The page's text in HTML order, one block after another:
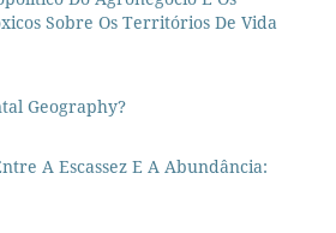
Sobre Os Territórios De Vida
Geography?
A Escassez E A Abundância: